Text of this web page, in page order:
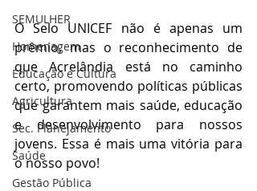
SEMULHER
Homenagem
Educação e Cultura
Agricultura
Sec. Planejamento
Saúde
Gestão Pública
O Selo UNICEF não é apenas um
prêmio, mas o reconhecimento de
que Acrelândia está no caminho
certo, promovendo políticas públicas
que garantem mais saúde, educação
e desenvolvimento para nossos
jovens. Essa é mais uma vitória para
o nosso povo!